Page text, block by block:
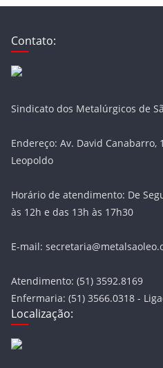
Contato:
Sindicato dos Metalúrgicos de
Endereço: Av. David Canabarro,
Leopoldo
Horário de atendimento: De
às 12h e das 13h às 17h30
E-mail:
Atendimento: (51) 3592.8169
Enfermaria: (51) 3566.0318 -
Localização: